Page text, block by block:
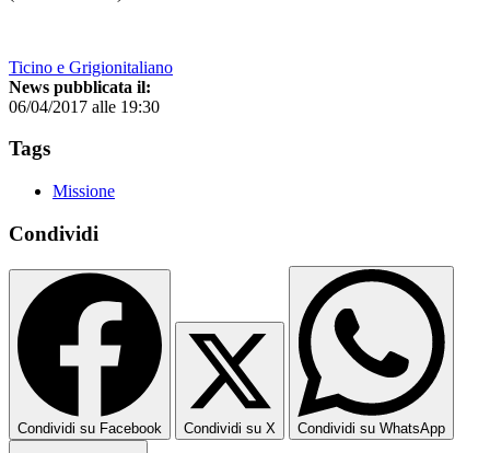
Ticino e Grigionitaliano
News pubblicata il:
06/04/2017 alle 19:30
Tags
Missione
Condividi
Condividi su Facebook Condividi su X Condividi su WhatsApp